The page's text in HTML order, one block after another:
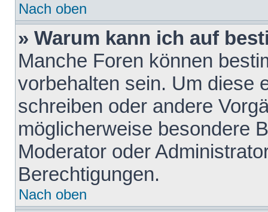
Nach oben
» Warum kann ich auf
Manche Foren können
vorbehalten sein. Um diese
schreiben oder andere
möglicherweise besondere
Moderator oder
Berechtigungen.
Nach oben